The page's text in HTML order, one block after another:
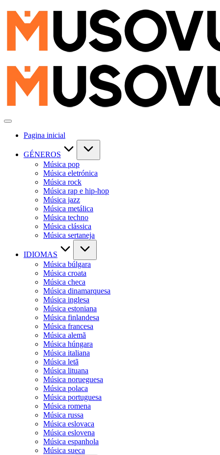
content
Pagina inicial
GÉNEROS
Música pop
Música eletrónica
Música rock
Música rap e hip-hop
Música jazz
Música metálica
Música techno
Música clássica
Música sertaneja
IDIOMAS
Música búlgara
Música croata
Música checa
Música dinamarquesa
Música inglesa
Música estoniana
Música finlandesa
Música francesa
Música alemã
Música húngara
Música italiana
Música letã
Música lituana
Música norueguesa
Música polaca
Música portuguesa
Música romena
Música russa
Música eslovaca
Música eslovena
Música espanhola
Música sueca